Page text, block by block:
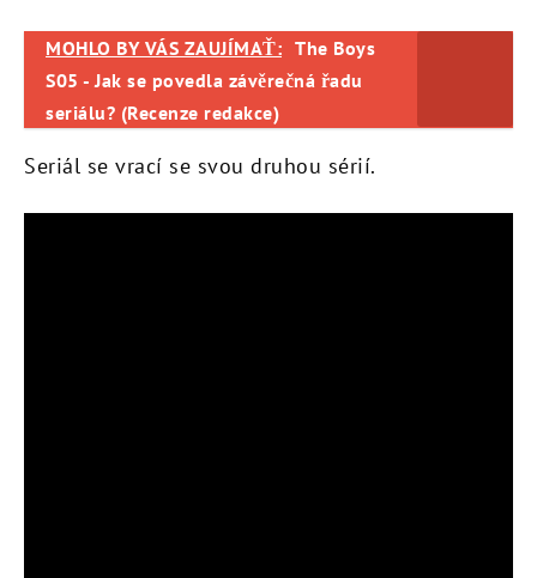
MOHLO BY VÁS ZAUJÍMAŤ: The Boys
S05 - Jak se povedla závěrečná řadu
seriálu? (Recenze redakce)
Seriál se vrací se svou druhou sérií.